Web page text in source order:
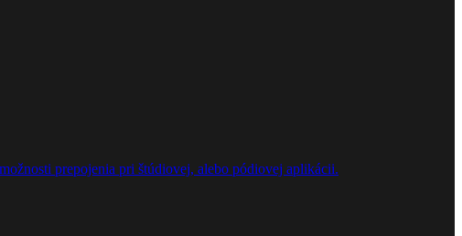
prepojenia pri štúdiovej, alebo pódiovej aplikácii.